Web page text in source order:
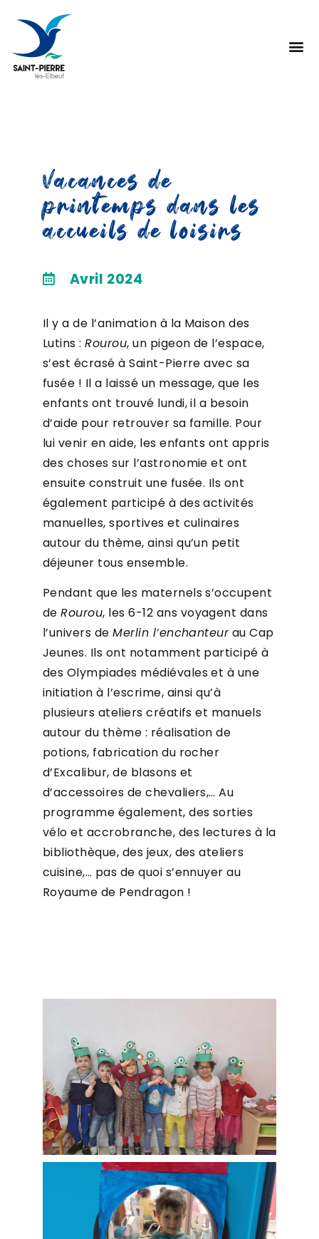
Vacances de
printemps dans les
accueils de loisirs
Avril 2024
Il y a de l’animation à la Maison des
Lutins :Rourou, un pigeon de l’espace,
s’est écrasé à Saint-Pierre avec sa
fusée ! Il a laissé un message, que les
enfants ont trouvé lundi, il a besoin
d’aide pour retrouver sa famille. Pour
lui venir en aide, les enfants ont appris
des choses sur l’astronomie et ont
ensuite construit une fusée. Ils ont
également participé à des activités
manuelles, sportives et culinaires
autour du thème, ainsi qu’un petit
déjeuner tous ensemble.
Pendant que les maternels s’occupent
deRourou, les 6-12 ans voyagent dans
l’univers deMerlin l’enchanteurau Cap
Jeunes. Ils ont notamment participé à
des Olympiades médiévales et à une
initiation à l’escrime, ainsi qu’à
plusieurs ateliers créatifs et manuels
autour du thème : réalisation de
potions, fabrication du rocher
d’Excalibur, de blasons et
d’accessoires de chevaliers,… Au
programme également, des sorties
vélo et accrobranche, des lectures à la
bibliothèque, des jeux, des ateliers
cuisine,… pas de quoi s’ennuyer au
Royaume de Pendragon !